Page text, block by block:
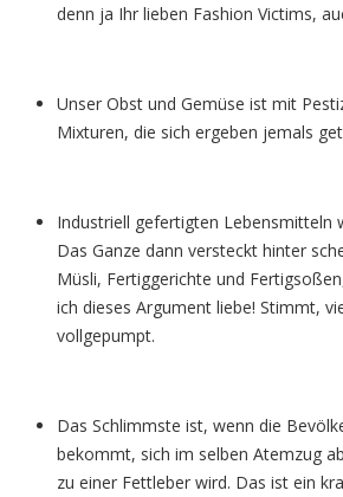
denn ja Ihr lieben Fashion Victims,
Unser Obst und Gemüse ist mit
Mixturen, die sich ergeben jemals
Industriell gefertigten Lebensmitteln
Das Ganze dann versteckt hinter
Müsli, Fertiggerichte und
ich dieses Argument liebe! Stimmt,
vollgepumpt.
Das Schlimmste ist, wenn die
bekommt, sich im selben Atemzug
zu einer Fettleber wird. Das ist ein